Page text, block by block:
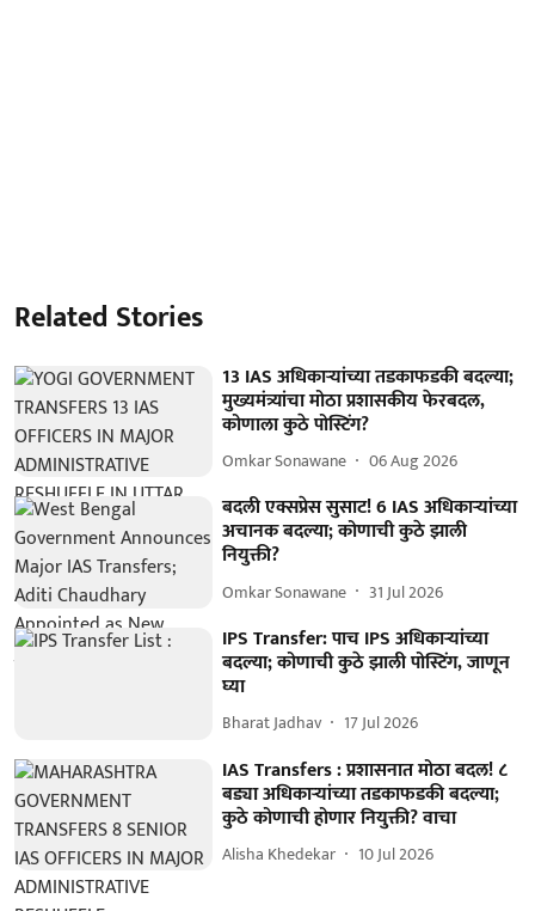
Related Stories
13 IAS अधिकाऱ्यांच्या तडकाफडकी बदल्या;
मुख्यमंत्र्यांचा मोठा प्रशासकीय फेरबदल,
कोणाला कुठे पोस्टिंग?
Omkar Sonawane 06 Aug 2026
बदली एक्सप्रेस सुसाट! 6 IAS अधिकाऱ्यांच्या
अचानक बदल्या; कोणाची कुठे झाली
नियुक्ती?
Omkar Sonawane 31 Jul 2026
IPS Transfer: पाच IPS अधिकाऱ्यांच्या
बदल्या; कोणाची कुठे झाली पोस्टिंग, जाणून
घ्या
Bharat Jadhav 17 Jul 2026
IAS Transfers : प्रशासनात मोठा बदल! ८
बड्या अधिकाऱ्यांच्या तडकाफडकी बदल्या;
कुठे कोणाची होणार नियुक्ती? वाचा
Alisha Khedekar 10 Jul 2026